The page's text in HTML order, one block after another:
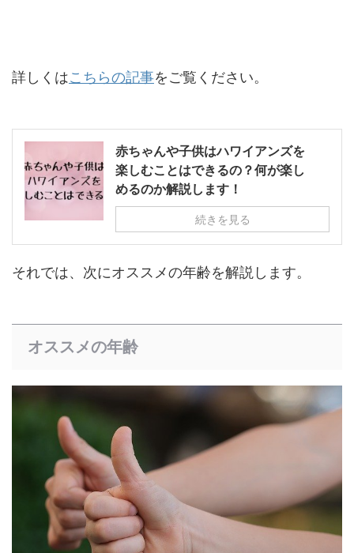
詳しくはこちらの記事をご覧ください。
赤ちゃんや子供はハワイアンズを
楽しむことはできるの？何が楽し
めるのか解説します！
続きを見る
それでは、次にオススメの年齢を解説します。
オススメの年齢